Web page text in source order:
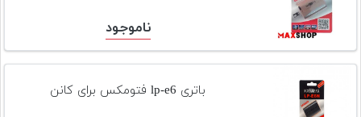
ناموجود
باتری lp-e6 فتومکس برای کانن